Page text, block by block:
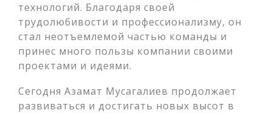
технологий. Благодаря своей
трудолюбивости и профессионализму, он
стал неотъемлемой частью команды и
принес много пользы компании своими
проектами и идеями.
Сегодня Азамат Мусагалиев продолжает
развиваться и достигать новых высот в